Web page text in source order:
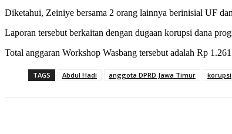
Diketahui, Zeiniye bersama 2 orang lainnya berinisial UF
Laporan tersebut berkaitan dengan dugaan korupsi dana
Total anggaran Workshop Wasbang tersebut adalah Rp
TAGS Abdul Hadi anggota DPRD Jawa Timur korupsi